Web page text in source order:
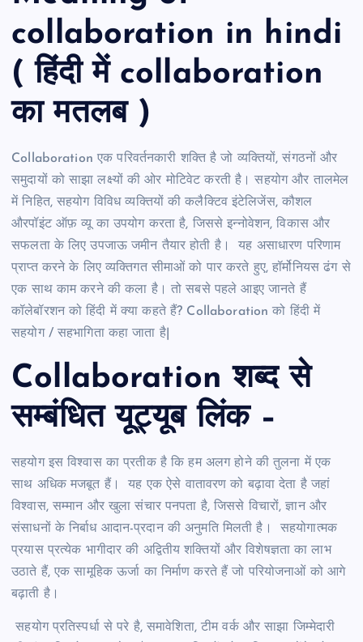
collaboration in hindi
( हिंदी में collaboration
का मतलब )
Collaboration एक परिवर्तनकारी शक्ति है जो व्यक्तियों, संगठनों और
समुदायों को साझा लक्ष्यों की ओर मोटिवेट करती है। सहयोग और तालमेल
में निहित, सहयोग विविध व्यक्तियों की कलैक्टिव इंटेलिजेंस, कौशल
औरपॉइंट ऑफ़ व्यू का उपयोग करता है, जिससे इन्नोवेशन, विकास और
सफलता के लिए उपजाऊ जमीन तैयार होती है। यह असाधारण परिणाम
प्राप्त करने के लिए व्यक्तिगत सीमाओं को पार करते हुए, हॉर्मोनियस ढंग से
एक साथ काम करने की कला है। तो सबसे पहले आइए जानते हैं
कॉलेबॉरशन को हिंदी में क्या कहते हैं? Collaboration को हिंदी में
सहयोग / सहभागिता कहा जाता है|
Collaboration शब्द से
सम्बंधित यूट्यूब लिंक –
सहयोग इस विश्वास का प्रतीक है कि हम अलग होने की तुलना में एक
साथ अधिक मजबूत हैं। यह एक ऐसे वातावरण को बढ़ावा देता है जहां
विश्वास, सम्मान और खुला संचार पनपता है, जिससे विचारों, ज्ञान और
संसाधनों के निर्बाध आदान-प्रदान की अनुमति मिलती है। सहयोगात्मक
प्रयास प्रत्येक भागीदार की अद्वितीय शक्तियों और विशेषज्ञता का लाभ
उठाते हैं, एक सामूहिक ऊर्जा का निर्माण करते हैं जो परियोजनाओं को आगे
बढ़ाती है।
सहयोग प्रतिस्पर्धा से परे है, समावेशिता, टीम वर्क और साझा जिम्मेदारी